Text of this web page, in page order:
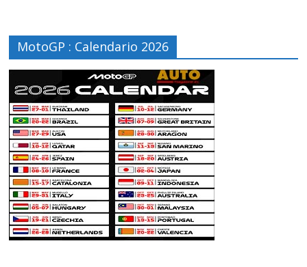
MotoGP : Calendario 2026